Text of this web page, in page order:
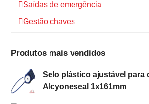
Saídas de emergência
Gestão chaves
Produtos mais vendidos
Selo plástico ajustável para
Alcyoneseal 1x161mm